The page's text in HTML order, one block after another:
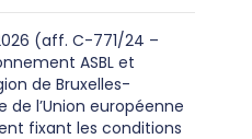
(aff. C-771/24 –
ASBL et
de Bruxelles-
de l’Union européenne
fixant les conditions